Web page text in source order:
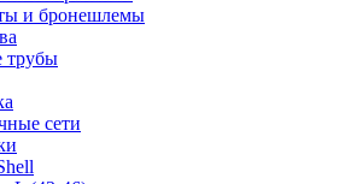
и бронешлемы
трубы
сети